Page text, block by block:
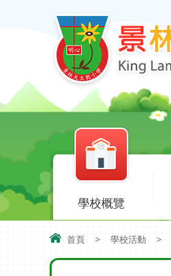
學校概覽
首頁 > 學校活動 >